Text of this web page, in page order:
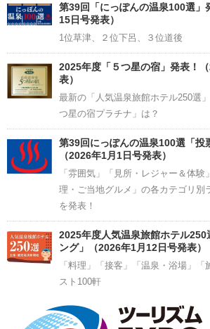
第39回「にっぽんの温泉100選」
15日号発表）
1位草津、２位下呂、３位道後
2025年度「５つ星の宿」発表！
表）
最新の「人気温泉旅館ホテル250選
つ星の宿プラチナ」は？
第39回にっぽんの温泉100選「投
（2026年1月1日号発表）
「雰囲気」「見所・レジャー＆体
理・ご当地グルメ」の各カテゴリ別
を発表！
2025年度人気温泉旅館ホテル250
ング」（2026年1月12日号発表）
「料理」「接客」「温泉・浴場」
スト100軒